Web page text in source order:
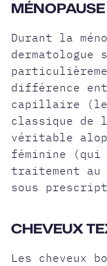
MÉNOPAUSE
Durant la
différence
capillaire (le
classique de
véritable
féminine (qui
traitement
sous
CHEVEUX
Les cheveux